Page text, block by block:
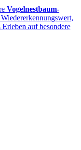
Vogelnestbaum-
auf besondere